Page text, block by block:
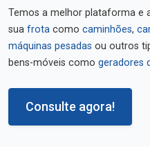
Temos a melhor plataforma e
sua frota como caminhões,
máquinas pesadas ou outros
bens-móveis como geradores
Consulte agora!